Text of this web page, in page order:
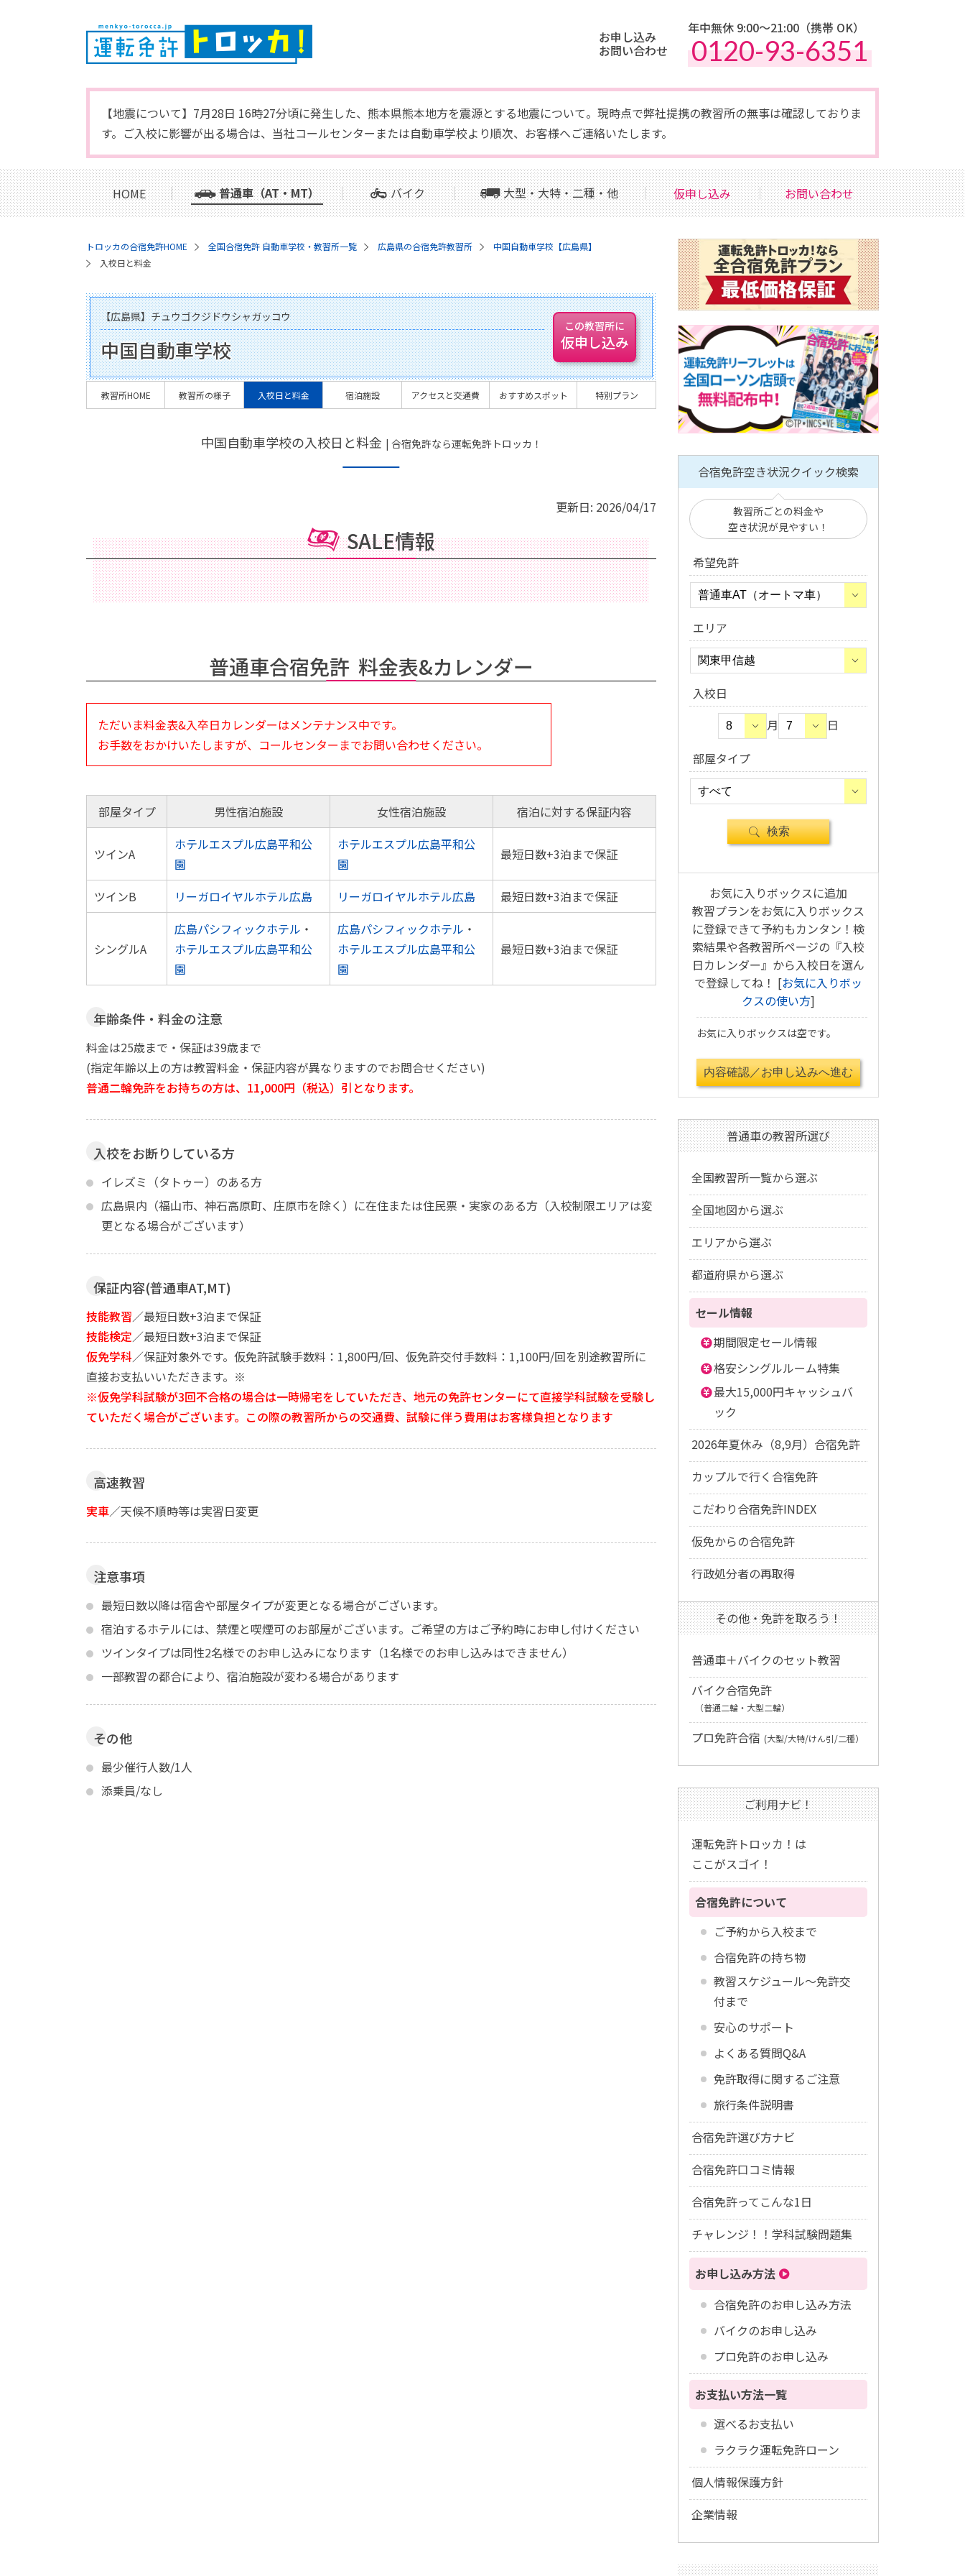
お申し込み
お問い合わせ
年中無休 9:00〜21:00（携帯 OK）
0120-93-6351
【地震について】7月28日 16時27分頃に発生した、熊本県熊本地方を震源とする地震について。現時点で弊社提携の教習所の無事は確認しておりま
す。ご入校に影響が出る場合は、当社コールセンターまたは自動車学校より順次、お客様へご連絡いたします。
HOME 普通車（AT・MT） バイク 大型・大特・二種・他 仮申し込み お問い合わせ
トロッカの合宿免許HOME 全国合宿免許 自動車学校・教習所一覧 広島県の合宿免許教習所
中国自動車学校【広島県】
入校日と料金
【広島県】チュウゴクジドウシャガッコウ
中国自動車学校
この教習所に
仮申し込み
教習所HOME 教習所の様子 入校日と料金 宿泊施設 アクセスと交通費 おすすめスポット 特別プラン
中国自動車学校の入校日と料金 | 合宿免許なら運転免許トロッカ！
更新日: 2026/04/17
SALE情報
普通車合宿免許 料金表&カレンダー
ただいま料金表&入卒日カレンダーはメンテナンス中です。
お手数をおかけいたしますが、コールセンターまでお問い合わせください。
部屋タイプ 男性宿泊施設 女性宿泊施設 宿泊に対する保証内容
ツインA
ホテルエスプル広島平和公
園
ホテルエスプル広島平和公
園
最短日数+3泊まで保証
ツインB リーガロイヤルホテル広島 リーガロイヤルホテル広島 最短日数+3泊まで保証
シングルA
広島パシフィックホテル ・
ホテルエスプル広島平和公
園
広島パシフィックホテル ・
ホテルエスプル広島平和公
園
最短日数+3泊まで保証
年齢条件・料金の注意
料金は25歳まで・保証は39歳まで
(指定年齢以上の方は教習料金・保証内容が異なりますのでお問合せください)
普通二輪免許をお持ちの方は、11,000円（税込）引となります。
入校をお断りしている方
イレズミ（タトゥー）のある方
広島県内（福山市、神石高原町、庄原市を除く）に在住または住民票・実家のある方（入校制限エリアは変
更となる場合がございます）
保証内容(普通車AT,MT)
技能教習／最短日数+3泊まで保証
技能検定／最短日数+3泊まで保証
仮免学科／保証対象外です。仮免許試験手数料：1,800円/回、仮免許交付手数料：1,100円/回を別途教習所に
直接お支払いいただきます。※
※仮免学科試験が3回不合格の場合は一時帰宅をしていただき、地元の免許センターにて直接学科試験を受験し
ていただく場合がございます。この際の教習所からの交通費、試験に伴う費用はお客様負担となります
高速教習
実車／天候不順時等は実習日変更
注意事項
最短日数以降は宿舎や部屋タイプが変更となる場合がございます。
宿泊するホテルには、禁煙と喫煙可のお部屋がございます。ご希望の方はご予約時にお申し付けください
ツインタイプは同性2名様でのお申し込みになります（1名様でのお申し込みはできません）
一部教習の都合により、宿泊施設が変わる場合があります
その他
最少催行人数/1人
添乗員/なし
合宿免許空き状況クイック検索
教習所ごとの料金や
空き状況が見やすい！
希望免許
エリア
入校日
月
日
部屋タイプ
お気に入りボックスに追加
教習プランをお気に入りボックス
に登録できて予約もカンタン！検
索結果や各教習所ページの『入校
日カレンダー』から入校日を選ん
で登録してね！ [お気に入りボッ
クスの使い方]
お気に入りボックスは空です。
普通車の教習所選び
全国教習所一覧から選ぶ
全国地図から選ぶ
エリアから選ぶ
都道府県から選ぶ
セール情報
期間限定セール情報
格安シングルルーム特集
最大15,000円キャッシュバ
ック
2026年夏休み（8,9月）合宿免許
カップルで行く合宿免許
こだわり合宿免許INDEX
仮免からの合宿免許
行政処分者の再取得
その他・免許を取ろう！
普通車＋バイクのセット教習
バイク合宿免許
（普通二輪・大型二輪）
プロ免許合宿 (大型/大特/けん引/二種）
ご利用ナビ！
運転免許トロッカ！は
ここがスゴイ！
合宿免許について
ご予約から入校まで
合宿免許の持ち物
教習スケジュール～免許交
付まで
安心のサポート
よくある質問Q&A
免許取得に関するご注意
旅行条件説明書
合宿免許選び方ナビ
合宿免許口コミ情報
合宿免許ってこんな1日
チャレンジ！！学科試験問題集
お申し込み方法
合宿免許のお申し込み方法
バイクのお申し込み
プロ免許のお申し込み
お支払い方法一覧
選べるお支払い
ラクラク運転免許ローン
個人情報保護方針
企業情報